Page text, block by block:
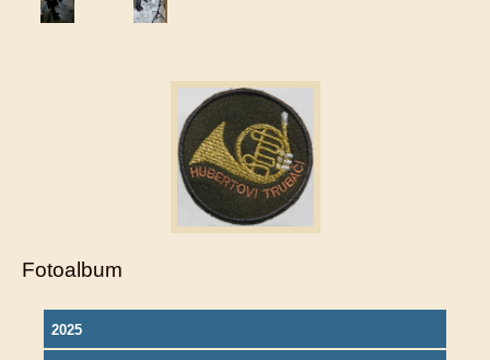
Fotoalbum
2025